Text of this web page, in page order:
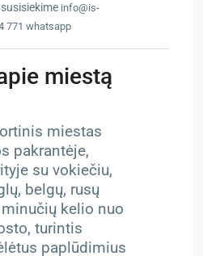
info@is-
771 whatsapp
miestą
miestas
pakrantėje,
su vokiečiu,
belgų, rusų
kelio nuo
turintis
paplūdimius